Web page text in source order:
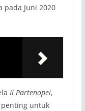
pada Juni 2020
Il Partenopei,
untuk